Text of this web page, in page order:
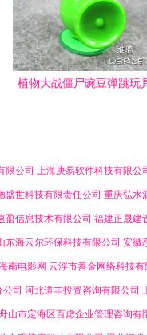
植物大战僵尸豌豆弹跳玩
限公司 上海庚易软件科技有限公
盛世科技有限责任公司 重庆弘水
盈信息技术有限公司 福建正晟建
东海云尔环保科技有限公司 安徽
南电影网 云浮市善金网络科技有
司 河北道丰投资咨询有限公司
山市定海区百虑企业管理咨询有